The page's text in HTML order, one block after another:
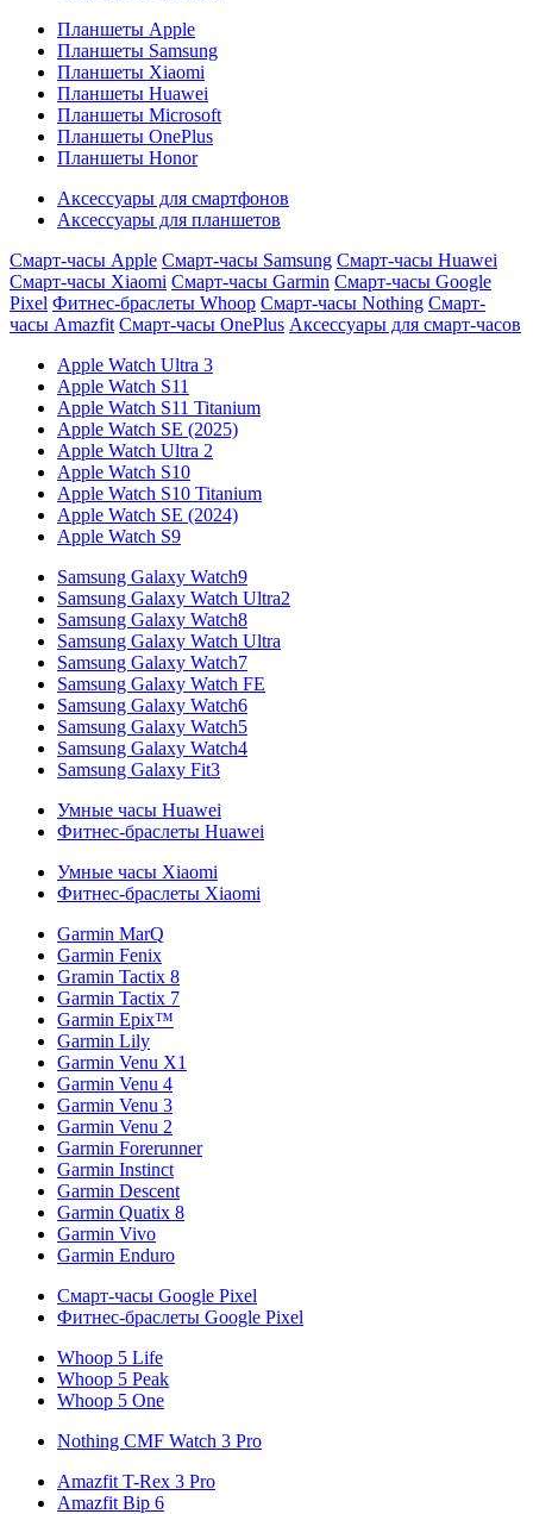
Планшеты Apple
Планшеты Samsung
Планшеты Xiaomi
Планшеты Huawei
Планшеты Microsoft
Планшеты OnePlus
Планшеты Honor
Аксессуары для смартфонов
Аксессуары для планшетов
Смарт-часы Apple Смарт-часы Samsung Смарт-часы Huawei
Смарт-часы Xiaomi Смарт-часы Garmin Смарт-часы Google
Pixel Фитнес-браслеты Whoop Смарт-часы Nothing Смарт-
часы Amazfit Смарт-часы OnePlus Аксессуары для смарт-часов
Apple Watch Ultra 3
Apple Watch S11
Apple Watch S11 Titanium
Apple Watch SE (2025)
Apple Watch Ultra 2
Apple Watch S10
Apple Watch S10 Titanium
Apple Watch SE (2024)
Apple Watch S9
Samsung Galaxy Watch9
Samsung Galaxy Watch Ultra2
Samsung Galaxy Watch8
Samsung Galaxy Watch Ultra
Samsung Galaxy Watch7
Samsung Galaxy Watch FE
Samsung Galaxy Watch6
Samsung Galaxy Watch5
Samsung Galaxy Watch4
Samsung Galaxy Fit3
Умные часы Huawei
Фитнес-браслеты Huawei
Умные часы Xiaomi
Фитнес-браслеты Xiaomi
Garmin MarQ
Garmin Fenix
Gramin Tactix 8
Garmin Tactix 7
Garmin Epix™
Garmin Lily
Garmin Venu X1
Garmin Venu 4
Garmin Venu 3
Garmin Venu 2
Garmin Forerunner
Garmin Instinct
Garmin Descent
Garmin Quatix 8
Garmin Vivo
Garmin Enduro
Смарт-часы Google Pixel
Фитнес-браслеты Google Pixel
Whoop 5 Life
Whoop 5 Peak
Whoop 5 One
Nothing CMF Watch 3 Pro
Amazfit T-Rex 3 Pro
Amazfit Bip 6